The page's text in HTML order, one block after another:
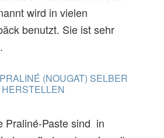
wird in vielen
benutzt. Sie ist sehr
(NOUGAT) SELBER
HERSTELLEN
Praliné-Paste sind in